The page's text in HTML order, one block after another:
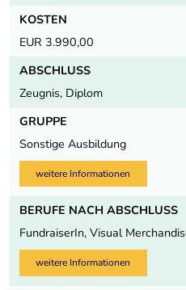
KOSTEN
EUR 3.990,00
ABSCHLUSS
Zeugnis, Diplom
GRUPPE
Sonstige Ausbildung
weitere Informationen
BERUFE NACH ABSCHLUSS
FundraiserIn, Visual
weitere Informationen